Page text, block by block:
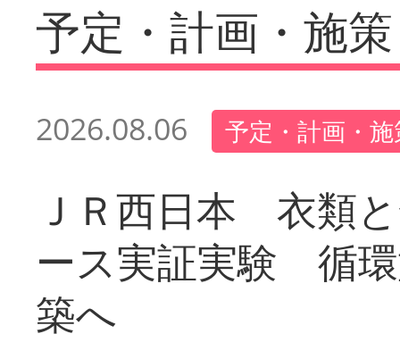
予定・計画・施策
2026.08.06 予定・計画・
ＪＲ西日本 衣類
ース実証実験 循
築へ